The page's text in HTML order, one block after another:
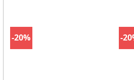
-20% -